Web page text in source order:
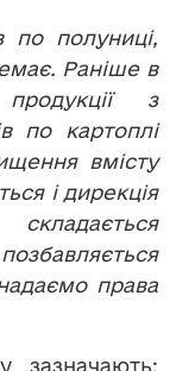
по полуниці,
Раніше в
з
по картоплі
вмісту
і дирекція
права
зазначають: